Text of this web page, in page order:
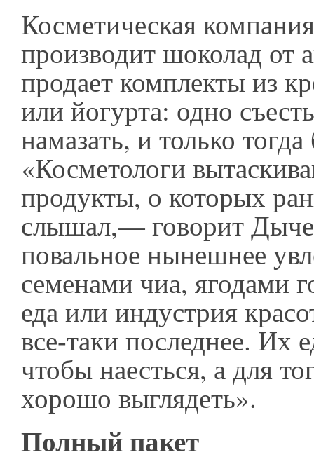
Косметическая
производит шоколад от
продает комплекты из
или йогурта: одно
намазать, и только тогда
«Косметологи
продукты, о которых
слышал,— говорит
повальное нынешнее
семенами чиа, ягодами
еда или индустрия
все-таки последнее. Их
чтобы наесться, а для
хорошо выглядеть».
Полный пакет